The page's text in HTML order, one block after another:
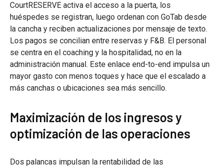
CourtRESERVE activa el acceso a la puerta, los
huéspedes se registran, luego ordenan con GoTab desde
la cancha y reciben actualizaciones por mensaje de texto.
Los pagos se concilian entre reservas y F&B. El personal
se centra en el coaching y la hospitalidad, no en la
administración manual. Este enlace end-to-end impulsa un
mayor gasto con menos toques y hace que el escalado a
más canchas o ubicaciones sea más sencillo.
Maximización de los ingresos y
optimización de las operaciones
Dos palancas impulsan la rentabilidad de las